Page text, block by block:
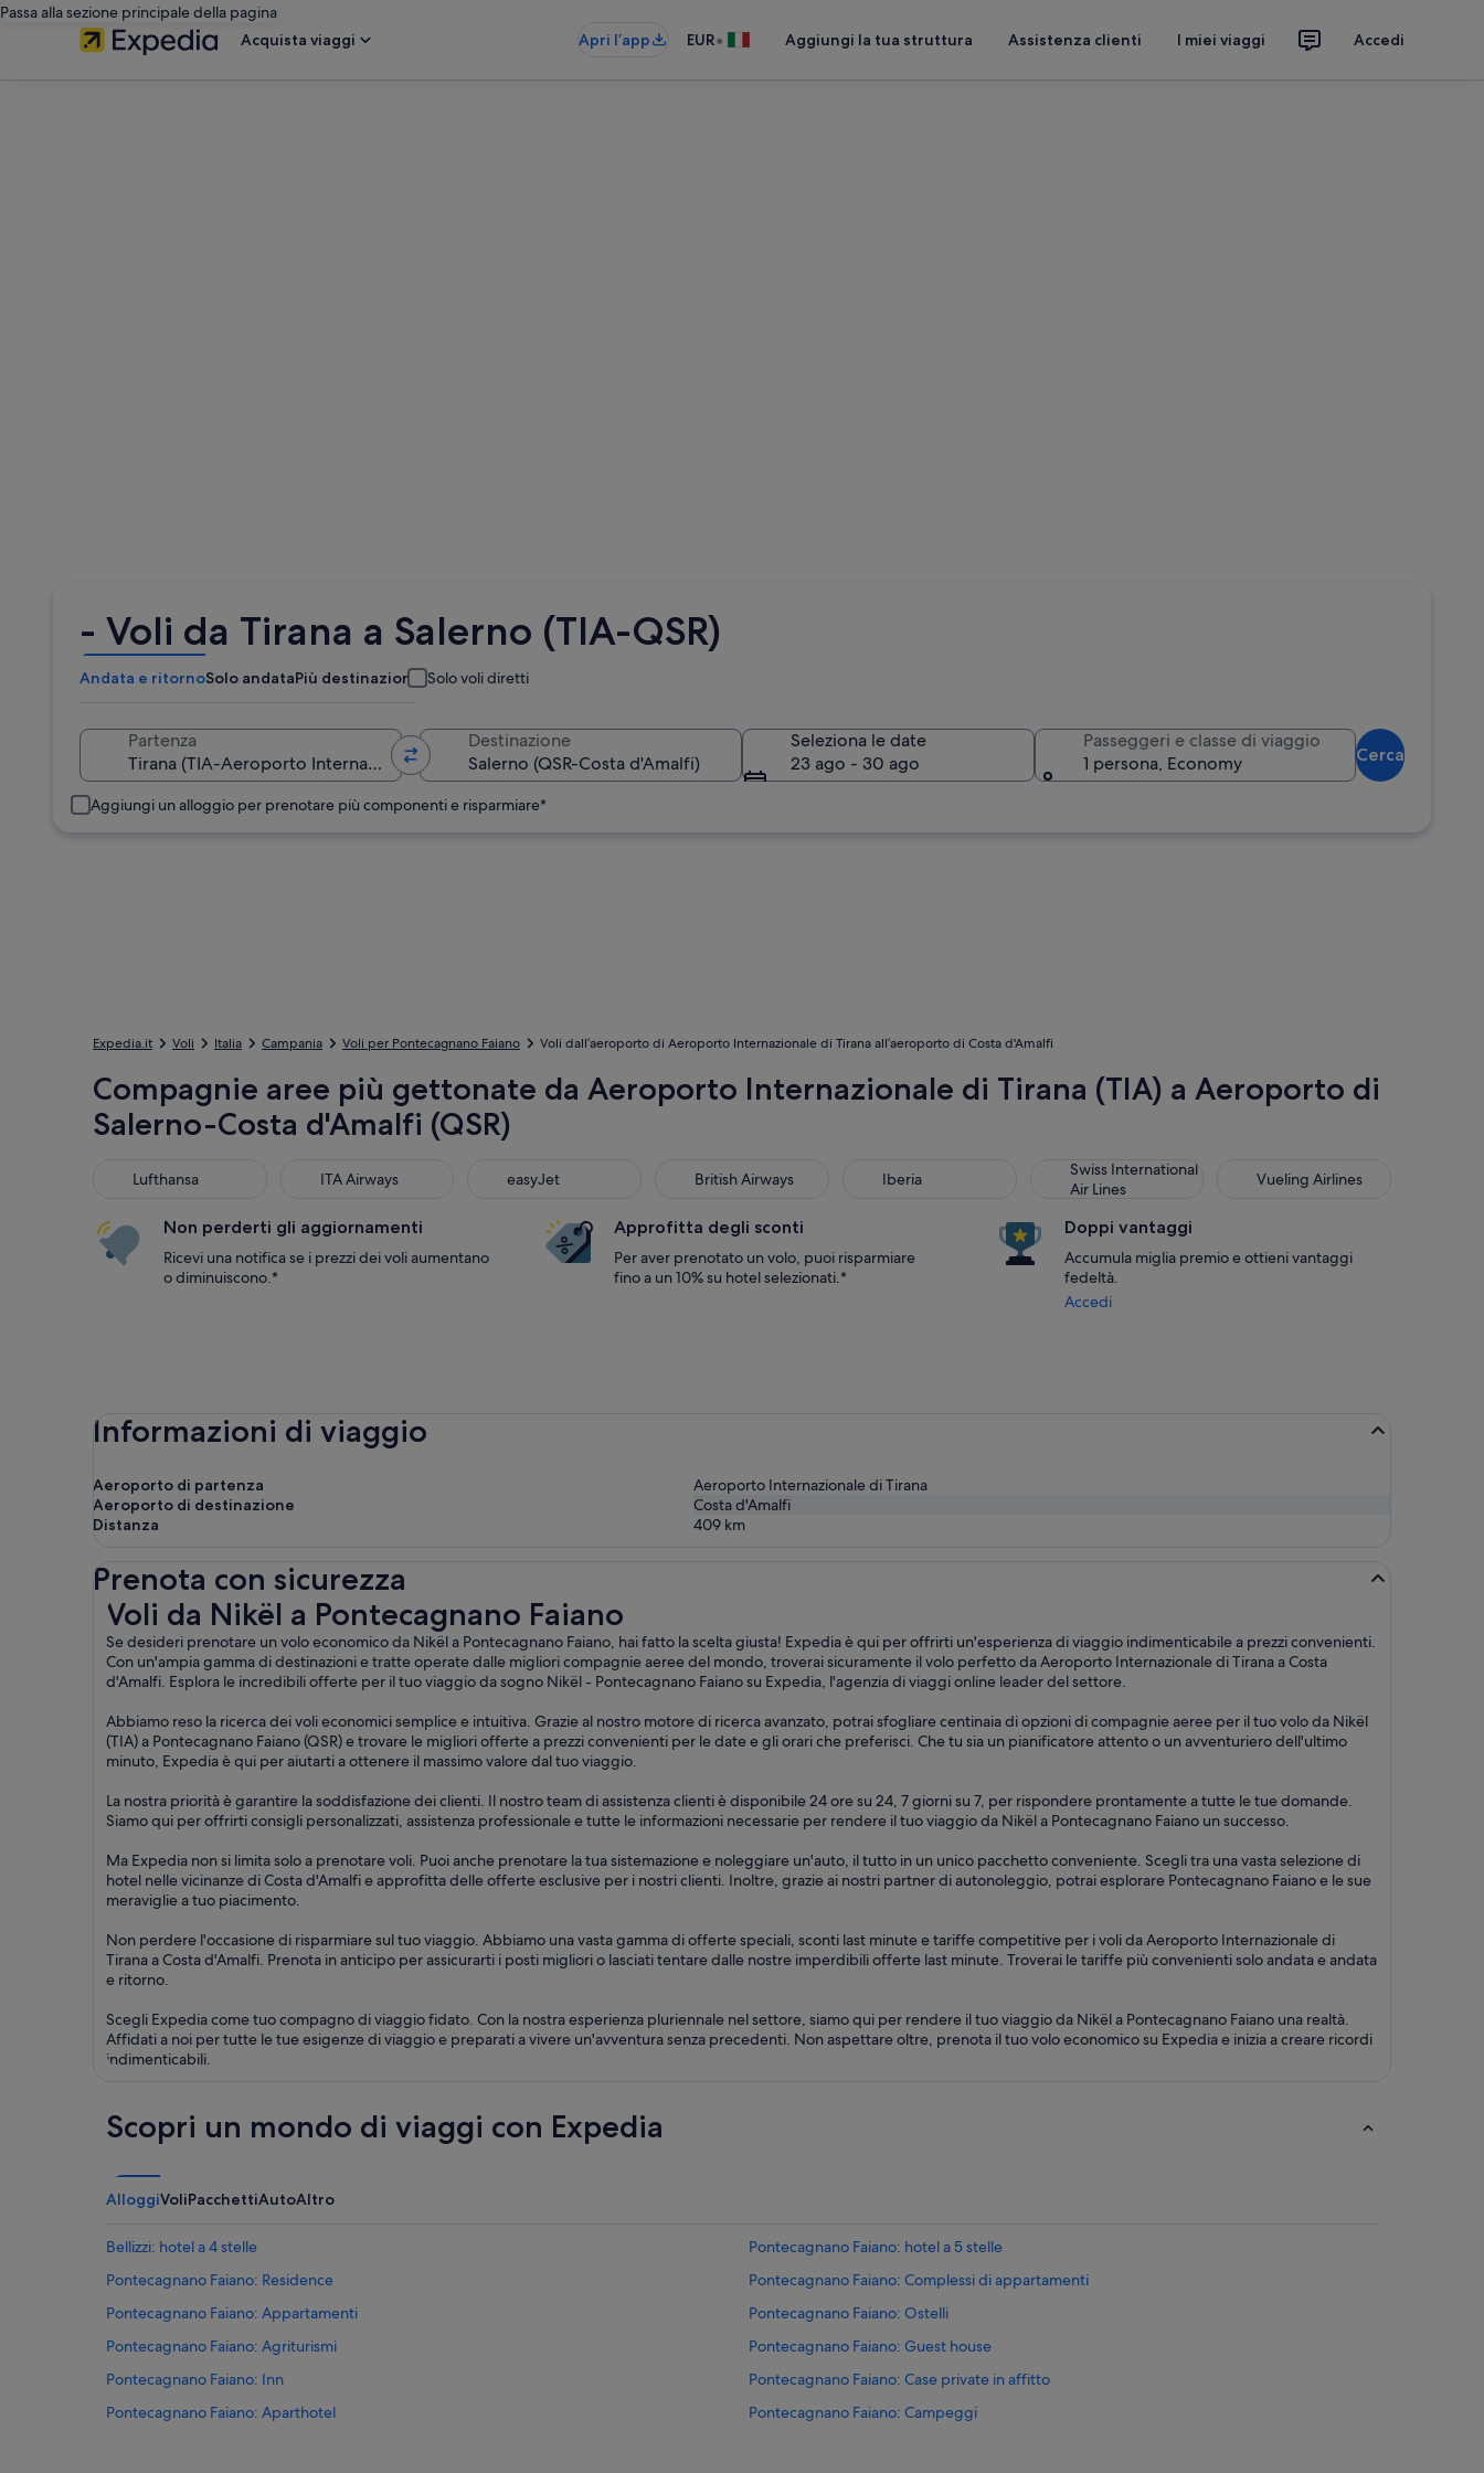
Passa alla sezione principale della pagina
Acquista viaggi
Apri l’app EUR• Aggiungi la tua struttura Assistenza clienti I miei viaggi Accedi
- Voli da Tirana a Salerno (TIA-QSR)
Andata e ritornoSolo andataPiù destinazioni Solo voli diretti
Partenza Destinazione
Seleziona le date
23 ago - 30 ago
Passeggeri e classe di viaggio
1 persona, Economy
Cerca
Aggiungi un alloggio per prenotare più componenti e risparmiare*
Expedia.it Voli Italia Campania Voli per Pontecagnano Faiano Voli dall’aeroporto di Aeroporto Internazionale di Tirana all’aeroporto di Costa d'Amalfi
Compagnie aree più gettonate da Aeroporto Internazionale di Tirana (TIA) a Aeroporto di
Salerno-Costa d'Amalfi (QSR)
Lufthansa
Lufthansa ITA Airways
ITA Airways easyJet British Airways
British Airways Iberia
Iberia
Swiss International
Air Lines
Swiss International Air Lines Vueling Airlines
Vueling Airlines
Non perderti gli aggiornamenti
Ricevi una notifica se i prezzi dei voli aumentano
o diminuiscono.*
Approfitta degli sconti
Per aver prenotato un volo, puoi risparmiare
fino a un 10% su hotel selezionati.*
Doppi vantaggi
Accumula miglia premio e ottieni vantaggi
fedeltà.
Accedi
Informazioni di viaggio
Aeroporto di partenza
Aeroporto Internazionale di Tirana
Aeroporto di destinazione
Costa d'Amalfi
Distanza
409 km
Prenota con sicurezza
Voli da Nikël a Pontecagnano Faiano
Se desideri prenotare un volo economico da Nikël a Pontecagnano Faiano, hai fatto la scelta giusta! Expedia è qui per offrirti un'esperienza di viaggio indimenticabile a prezzi convenienti.
Con un'ampia gamma di destinazioni e tratte operate dalle migliori compagnie aeree del mondo, troverai sicuramente il volo perfetto da Aeroporto Internazionale di Tirana a Costa
d'Amalfi. Esplora le incredibili offerte per il tuo viaggio da sogno Nikël - Pontecagnano Faiano su Expedia, l'agenzia di viaggi online leader del settore.
Abbiamo reso la ricerca dei voli economici semplice e intuitiva. Grazie al nostro motore di ricerca avanzato, potrai sfogliare centinaia di opzioni di compagnie aeree per il tuo volo da Nikël
(TIA) a Pontecagnano Faiano (QSR) e trovare le migliori offerte a prezzi convenienti per le date e gli orari che preferisci. Che tu sia un pianificatore attento o un avventuriero dell'ultimo
minuto, Expedia è qui per aiutarti a ottenere il massimo valore dal tuo viaggio.
La nostra priorità è garantire la soddisfazione dei clienti. Il nostro team di assistenza clienti è disponibile 24 ore su 24, 7 giorni su 7, per rispondere prontamente a tutte le tue domande.
Siamo qui per offrirti consigli personalizzati, assistenza professionale e tutte le informazioni necessarie per rendere il tuo viaggio da Nikël a Pontecagnano Faiano un successo.
Ma Expedia non si limita solo a prenotare voli. Puoi anche prenotare la tua sistemazione e noleggiare un'auto, il tutto in un unico pacchetto conveniente. Scegli tra una vasta selezione di
hotel nelle vicinanze di Costa d'Amalfi e approfitta delle offerte esclusive per i nostri clienti. Inoltre, grazie ai nostri partner di autonoleggio, potrai esplorare Pontecagnano Faiano e le sue
meraviglie a tuo piacimento.
Non perdere l'occasione di risparmiare sul tuo viaggio. Abbiamo una vasta gamma di offerte speciali, sconti last minute e tariffe competitive per i voli da Aeroporto Internazionale di
Tirana a Costa d'Amalfi. Prenota in anticipo per assicurarti i posti migliori o lasciati tentare dalle nostre imperdibili offerte last minute. Troverai le tariffe più convenienti solo andata e andata
e ritorno.
Scegli Expedia come tuo compagno di viaggio fidato. Con la nostra esperienza pluriennale nel settore, siamo qui per rendere il tuo viaggio da Nikël a Pontecagnano Faiano una realtà.
Affidati a noi per tutte le tue esigenze di viaggio e preparati a vivere un'avventura senza precedenti. Non aspettare oltre, prenota il tuo volo economico su Expedia e inizia a creare ricordi
indimenticabili.
Voli da Nikël a Pontecagnano Faiano
Scopri un mondo di viaggi con Expedia
AlloggiVoliPacchettiAutoAltro
Bellizzi: hotel a 4 stelle
Pontecagnano Faiano: hotel a 5 stelle
Pontecagnano Faiano: Residence
Pontecagnano Faiano: Complessi di appartamenti
Pontecagnano Faiano: Appartamenti
Pontecagnano Faiano: Ostelli
Pontecagnano Faiano: Agriturismi
Pontecagnano Faiano: Guest house
Pontecagnano Faiano: Inn
Pontecagnano Faiano: Case private in affitto
Pontecagnano Faiano: Aparthotel
Pontecagnano Faiano: Campeggi